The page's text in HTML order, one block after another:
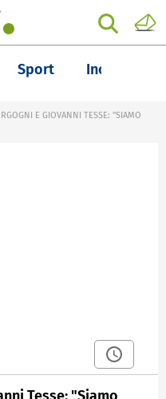
Sport Inchieste
E GIOVANNI TESSE: "SIAMO